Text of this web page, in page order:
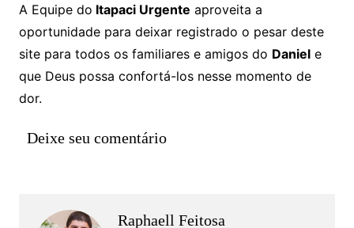
A Equipe do Itapaci Urgente aproveita a
oportunidade para deixar registrado o pesar deste
site para todos os familiares e amigos do Daniele
que Deus possa confortá-los nesse momento de
dor.
Deixe seu comentário
Raphaell Feitosa